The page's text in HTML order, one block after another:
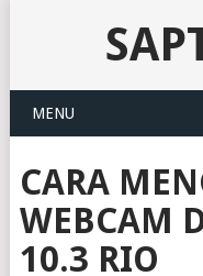
MENU
CARA
WEBCAM
10.3 RIO